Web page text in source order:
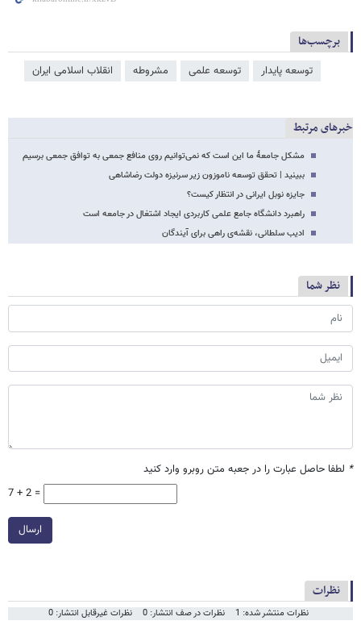
برچسب‌ها
توسعه پایدار توسعه علمی مشروطه انقلاب اسلامی ایران
خبرهای مرتبط
مشکل جامعۀ ما این است که نمی‌توانیم روی منافع جمعی به توافق جمعی برسیم
ببینید | تحقق توسعه ناموزون زیر سرنیزه دولت رضاشاهی
جایزه نوبل ایرانی در انتظار کیست؟
راهبرد دانشگاه جامع علمی کاربردی ایجاد اشتغال در جامعه است
ادیب سلطانی، نقشه‌ی راهی برای آیندگان
نظر شما
* لطفا حاصل عبارت را در جعبه متن روبرو وارد کنید
7 + 2 =
ارسال
نظرات
نظرات منتشر شده: 1 نظرات در صف انتشار: 0 نظرات غیرقابل انتشار: 0